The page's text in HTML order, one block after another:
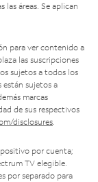
las áreas. Se aplican
para ver contenido a
las suscripciones
sujetos a todos los
están sujetos a
marcas
de sus respectivos
disclosures.
por cuenta;
TV elegible.
por separado para